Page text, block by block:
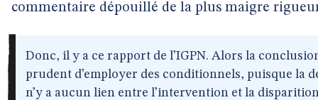
commentaire dépouillé de la plus maigre
Donc, il y a ce rapport de l’IGPN. Alors la
prudent d’employer des conditionnels, puisque la
n’y a aucun lien entre l’intervention et la